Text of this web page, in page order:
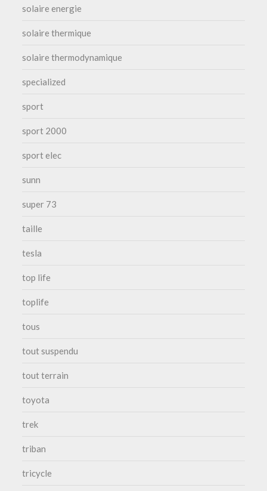
solaire energie
solaire thermique
solaire thermodynamique
specialized
sport
sport 2000
sport elec
sunn
super 73
taille
tesla
top life
toplife
tous
tout suspendu
tout terrain
toyota
trek
triban
tricycle